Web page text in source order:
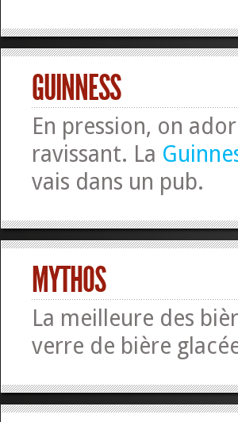
GUINNESS
En pression, on
ravissant. La
vais dans un pub.
MYTHOS
La meilleure des
verre de bière